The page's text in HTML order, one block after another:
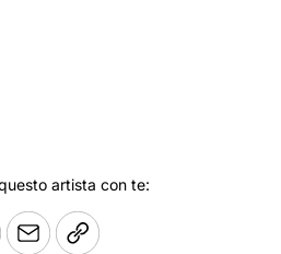
artista con te: